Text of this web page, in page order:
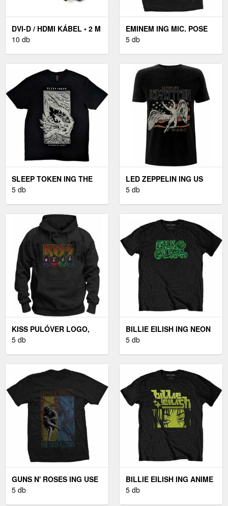
DVI-D / HDMI KÁBEL • 2 M
10 db
EMINEM ING MIC. POSE
UNISEX BLACK M
5 db
SLEEP TOKEN ING THE
MOUTH OF INFINITY
5 db
LED ZEPPELIN ING US
1975 TOUR FLAG UNISEX
5 db
KISS PULÓVER LOGO,
FACES & ICONS BLACK M
5 db
BILLIE EILISH ING NEON
LOGO UNISEX BLACK M
5 db
GUNS N' ROSES ING USE
YOUR ILLUSION UNISEX
5 db
BILLIE EILISH ING ANIME
LOGO UNISEX BLACK M
5 db